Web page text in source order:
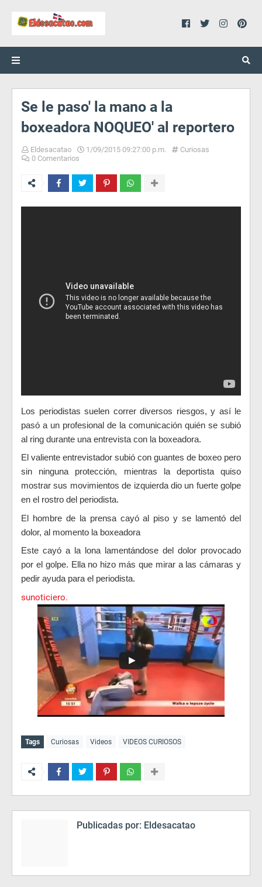
Se le paso' la mano a la
boxeadora NOQUEO' al reportero
Eldesacatao 1/09/2015 09:27:00 p.m.
Curiosas
0 Comentarios
Los periodistas suelen correr diversos riesgos, y así le
pasó a un profesional de la comunicación quién se subió
al ring durante una entrevista con la boxeadora.
El valiente entrevistador subió con guantes de boxeo pero
sin ninguna protección, mientras la deportista quiso
mostrar sus movimientos de izquierda dio un fuerte golpe
en el rostro del periodista.
El hombre de la prensa cayó al piso y se lamentó del
dolor, al momento la boxeadora
Este cayó a la lona lamentándose del dolor provocado
por el golpe. Ella no hizo más que mirar a las cámaras y
pedir ayuda para el periodista.
sunoticiero.
Tags Curiosas Videos VIDEOS CURIOSOS
Publicadas por: Eldesacatao